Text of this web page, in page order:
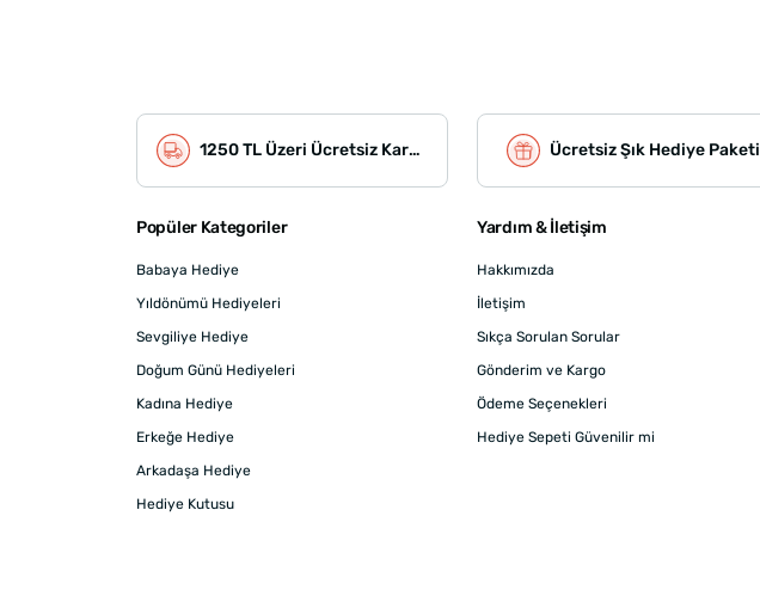
1250 TL Üzeri Ücretsiz Kargo Ücretsiz Şık Hediye Paketi
Popüler Kategoriler
Babaya Hediye
Yıldönümü Hediyeleri
Sevgiliye Hediye
Doğum Günü Hediyeleri
Kadına Hediye
Erkeğe Hediye
Arkadaşa Hediye
Hediye Kutusu
Yardım & İletişim
Hakkımızda
İletişim
Sıkça Sorulan Sorular
Gönderim ve Kargo
Ödeme Seçenekleri
Hediye Sepeti Güvenilir mi